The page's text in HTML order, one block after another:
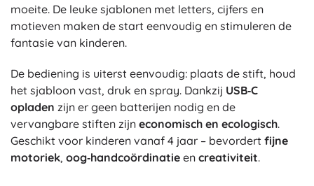
moeite. De leuke sjablonen met letters, cijfers en
motieven maken de start eenvoudig en stimuleren de
fantasie van kinderen.
De bediening is uiterst eenvoudig: plaats de stift, houd
het sjabloon vast, druk en spray. Dankzij USB‑C
opladen zijn er geen batterijen nodig en de
vervangbare stiften zijn economisch en ecologisch.
Geschikt voor kinderen vanaf 4 jaar – bevordert fijne
motoriek, oog‑handcoördinatie en creativiteit.